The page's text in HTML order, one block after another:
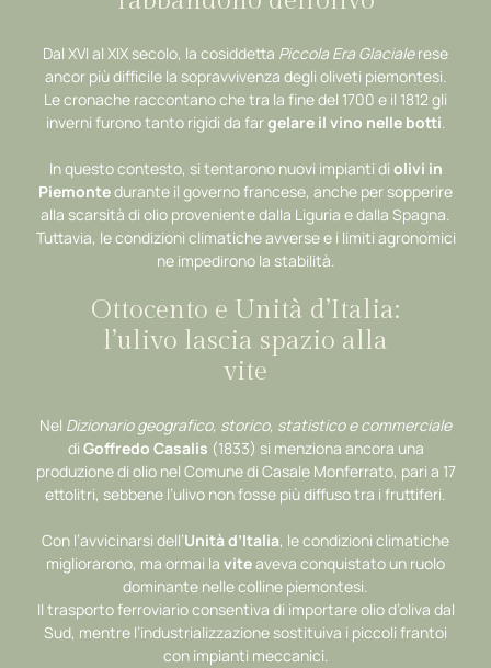
Dal XVI al XIX secolo, la cosiddetta Piccola Era Glacialerese
ancor più difficile la sopravvivenza degli oliveti piemontesi.
Le cronache raccontano che tra la fine del 1700 e il 1812 gli
inverni furono tanto rigidi da fargelare il vino nelle botti.
In questo contesto, si tentarono nuovi impianti di olivi in
Piemontedurante il governo francese, anche per sopperire
alla scarsità di olio proveniente dalla Liguria e dalla Spagna.
Tuttavia, le condizioni climatiche avverse e i limiti agronomici
ne impedirono la stabilità.
Ottocento e Unità d’Italia:
l’ulivo lascia spazio alla
vite
Nel Dizionario geografico, storico, statistico e commerciale
di Goffredo Casalis (1833) si menziona ancora una
produzione di olio nel Comune di Casale Monferrato, pari a 17
ettolitri, sebbene l’ulivo non fosse più diffuso tra i fruttiferi.
Con l’avvicinarsi dell’Unità d’Italia, le condizioni climatiche
migliorarono, ma ormai la viteaveva conquistato un ruolo
dominante nelle colline piemontesi.
Il trasporto ferroviario consentiva di importare olio d’oliva dal
Sud, mentre l’industrializzazione sostituiva i piccoli frantoi
con impianti meccanici.